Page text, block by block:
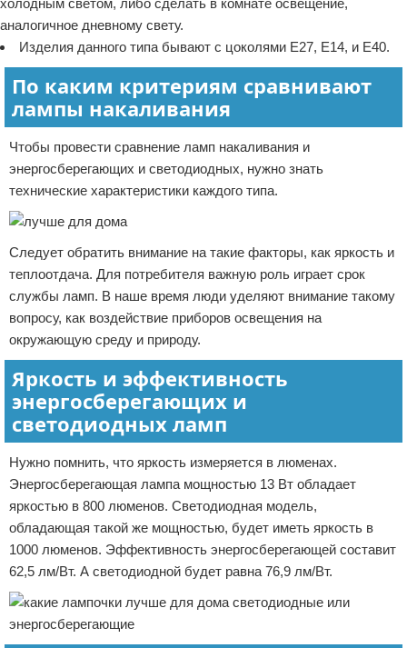
холодным светом, либо сделать в комнате освещение,
аналогичное дневному свету.
Изделия данного типа бывают с цоколями Е27, Е14, и Е40.
По каким критериям сравнивают
лампы накаливания
Чтобы провести сравнение ламп накаливания и
энергосберегающих и светодиодных, нужно знать
технические характеристики каждого типа.
Следует обратить внимание на такие факторы, как яркость и
теплоотдача. Для потребителя важную роль играет срок
службы ламп. В наше время люди уделяют внимание такому
вопросу, как воздействие приборов освещения на
окружающую среду и природу.
Яркость и эффективность
энергосберегающих и
светодиодных ламп
Нужно помнить, что яркость измеряется в люменах.
Энергосберегающая лампа мощностью 13 Вт обладает
яркостью в 800 люменов. Светодиодная модель,
обладающая такой же мощностью, будет иметь яркость в
1000 люменов. Эффективность энергосберегающей составит
62,5 лм/Вт. А светодиодной будет равна 76,9 лм/Вт.